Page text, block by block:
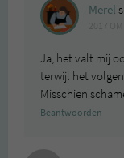
Merel
Ja, het valt mij
terwijl het
Misschien
Beantwoorden